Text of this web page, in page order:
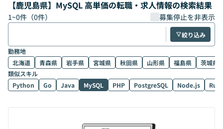
【鹿児島県】MySQL 高単価の転職・求人情報の検索結果
1~0件（0件） 募集停止を非表示
絞り込み
勤務地
北海道
青森県 岩手県 宮城県 秋田県 山形県 福島県
茨城県
類似スキル
Python
Go Java MySQL PHP PostgreSQL Node.js